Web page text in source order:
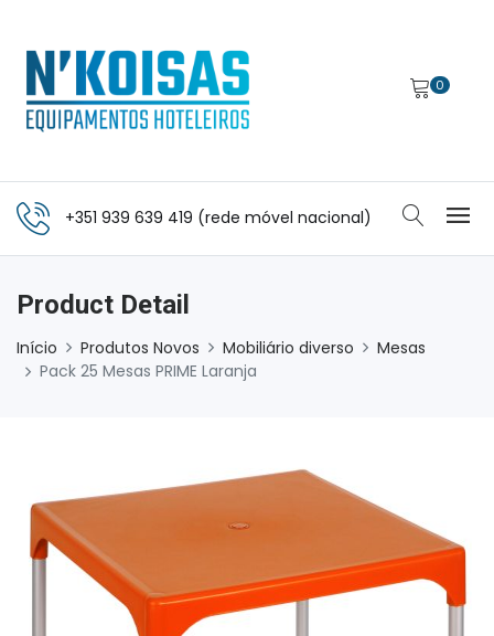
0
+351 939 639 419 (rede móvel nacional)
Product Detail
Início Produtos Novos Mobiliário diverso
Mesas
Pack 25 Mesas PRIME Laranja